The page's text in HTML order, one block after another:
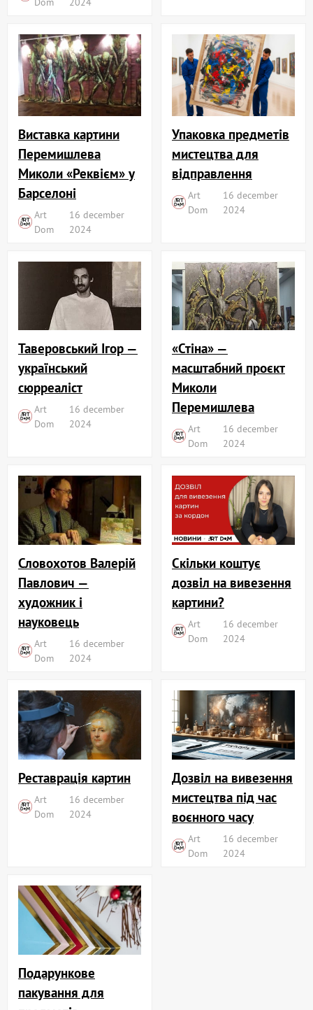
Виставка картини
Перемишлева
Миколи «Реквієм» у
Барселоні
Art
Dom
16 december
2024
Упаковка предметів
мистецтва для
відправлення
Art
Dom
16 december
2024
Таверовський Ігор —
український
сюрреаліст
Art
Dom
16 december
2024
«Стіна» —
масштабний проєкт
Миколи
Перемишлева
Art
Dom
16 december
2024
Словохотов Валерій
Павлович —
художник і
науковець
Art
Dom
16 december
2024
Скільки коштує
дозвіл на вивезення
картини?
Art
Dom
16 december
2024
Реставрація картин
Art
Dom
16 december
2024
Дозвіл на вивезення
мистецтва під час
воєнного часу
Art
Dom
16 december
2024
Подарункове
пакування для